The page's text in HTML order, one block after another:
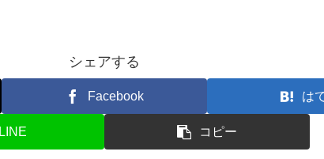
シェアする
Facebook は
LINE コピー